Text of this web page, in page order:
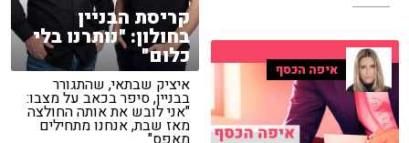
קריסת הבניין
בחולון: "נותרנו בלי
כלום"
איציק שבתאי, שהתגורר
בבניין, סיפר בכאב על מצבו:
"אני לובש את אותה החולצה
מאז שבת, אנחנו מתחילים
איפה הכסף